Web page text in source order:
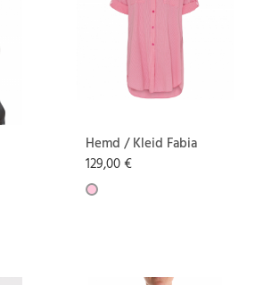
Hemd / Kleid Fabia
129,00 €